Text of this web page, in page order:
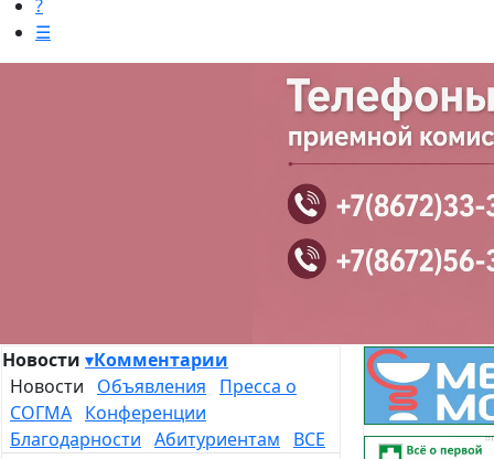
?
☰
Новости ▾Комментарии
Новости Объявления
Пресса о
СОГМА Конференции
Благодарности Абитуриентам
ВСЕ